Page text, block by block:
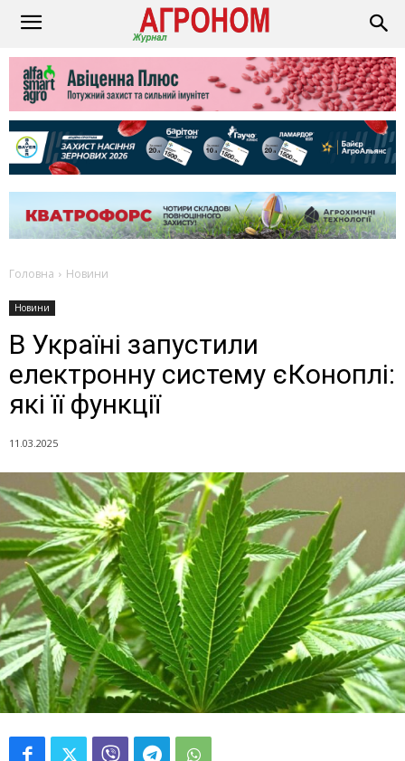
Головна Новини
Новини
В Україні запустили
електронну систему єКоноплі:
які її функції
11.03.2025